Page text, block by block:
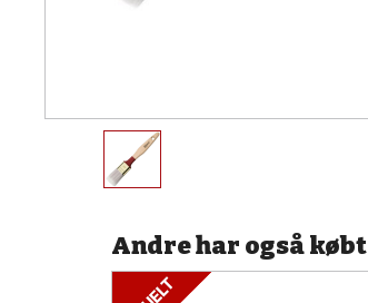
Andre har også købt